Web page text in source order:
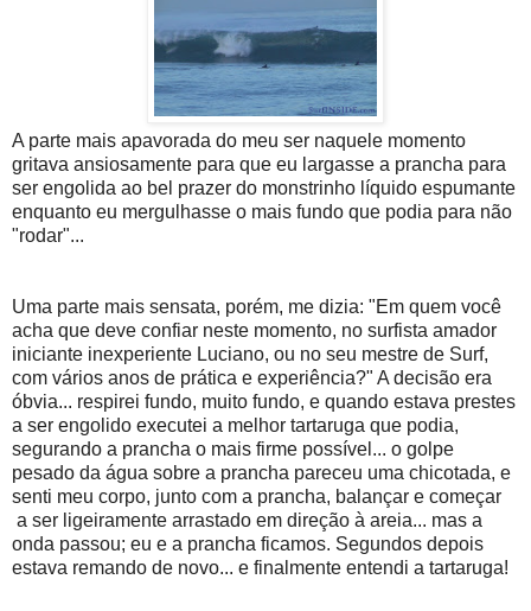
A parte mais apavorada do meu ser naquele momento
gritava ansiosamente para que eu largasse a prancha para
ser engolida ao bel prazer do monstrinho líquido espumante
enquanto eu mergulhasse o mais fundo que podia para não
"rodar"...
Uma parte mais sensata, porém, me dizia: "Em quem você
acha que deve confiar neste momento, no surfista amador
iniciante inexperiente Luciano, ou no seu mestre de Surf,
com vários anos de prática e experiência?" A decisão era
óbvia... respirei fundo, muito fundo, e quando estava prestes
a ser engolido executei a melhor tartaruga que podia,
segurando a prancha o mais firme possível... o golpe
pesado da água sobre a prancha pareceu uma chicotada, e
senti meu corpo, junto com a prancha, balançar e começar
a ser ligeiramente arrastado em direção à areia... mas a
onda passou; eu e a prancha ficamos. Segundos depois
estava remando de novo... e finalmente entendi a tartaruga!